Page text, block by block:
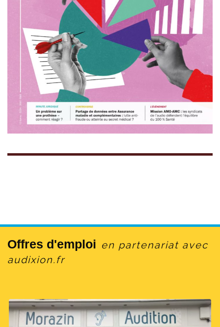
Offres d'emploi en partenariat avec
audixion.fr